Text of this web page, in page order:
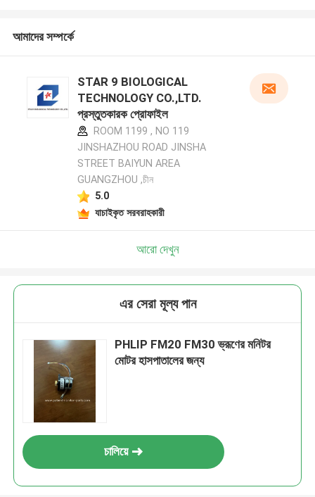
আমাদের সম্পর্কে
STAR 9 BIOLOGICAL
TECHNOLOGY CO.,LTD.
প্রস্তুতকারক প্রোফাইল
ROOM 1199 , NO 119
JINSHAZHOU ROAD JINSHA
STREET BAIYUN AREA
GUANGZHOU ,চীন
5.0
যাচাইকৃত সরবরাহকারী
আরো দেখুন
এর সেরা মূল্য পান
PHLIP FM20 FM30 ভ্রূণের মনিটর
মোটর হাসপাতালের জন্য
চালিয়ে